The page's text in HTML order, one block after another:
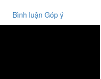
Bình luận Góp ý